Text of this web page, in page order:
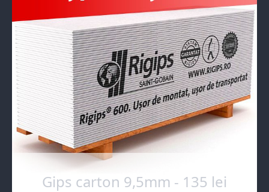
Gips carton 9,5mm - 135 lei